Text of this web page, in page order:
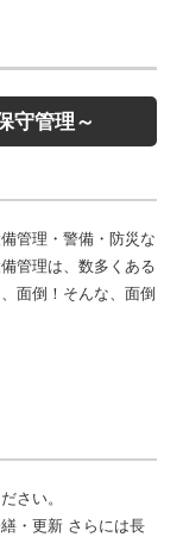
守管理～
管理・警備・防災な
管理は、数多くある
面倒！そんな、面倒
さい。
・更新 さらには長